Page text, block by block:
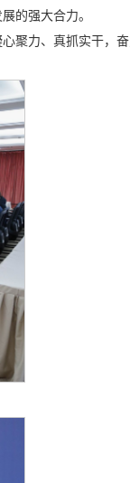
的强大合力。
聚力、真抓实干，